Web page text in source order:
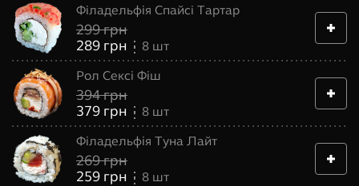
Філадельфія Спайсі Тартар
299грн
289 грн 8 шт
Рол Сексі Фіш
394грн
379 грн 8 шт
Філадельфія Туна Лайт
269грн
259 грн 8 шт